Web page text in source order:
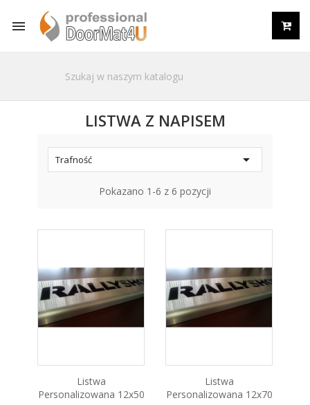

LISTWA Z NAPISEM
Trafność 
Pokazano 1-6 z 6 pozycji
Listwa
Personalizowana 12x50
Listwa
Personalizowana 12x70